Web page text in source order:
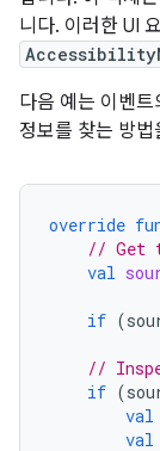
니다. 이러한 UI
다음 예는 이벤
정보를 찾는 방
override
// Get
val
if (
//
if (
val
val